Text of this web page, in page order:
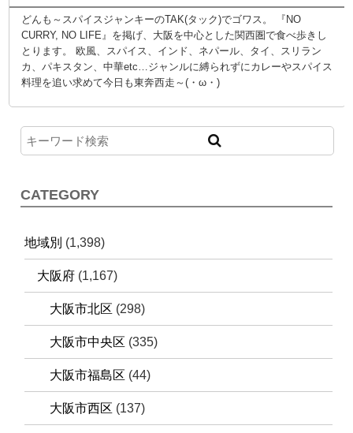
どんも～スパイスジャンキーのTAK(タック)でゴワス。 『NO
CURRY, NO LIFE』を掲げ、大阪を中心とした関西圏で食べ歩きし
とります。 欧風、スパイス、インド、ネパール、タイ、スリラン
カ、パキスタン、中華etc…ジャンルに縛られずにカレーやスパイス
料理を追い求めて今日も東奔西走～(・ω・)
CATEGORY
地域別 (1,398)
大阪府 (1,167)
大阪市北区 (298)
大阪市中央区 (335)
大阪市福島区 (44)
大阪市西区 (137)